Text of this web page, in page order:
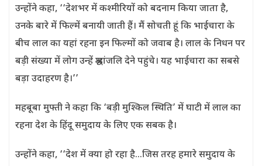
उन्होंने कहा, ‘‘देशभर में कश्मीरियों को बदनाम किया जाता है,
उनके बारे में फिल्में बनायी जाती हैं। मैं सोचती हूं कि भाईचारा के
बीच लाल का यहां रहना इन फिल्मों को जवाब है। लाल के निधन पर
बड़ी संख्या में लोग उन्हें श्रद्धांजलि देने पहुंचे। यह भाईचारा का सबसे
बड़ा उदाहरण है।’’
महबूबा मुफ्ती ने कहा कि ‘बड़ी मुश्किल स्थिति’ में घाटी में लाल का
रहना देश के हिंदू समुदाय के लिए एक सबक है।
उन्होंने कहा, ‘‘देश में क्या हो रहा है…जिस तरह हमारे समुदाय के